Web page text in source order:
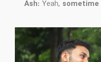
Ash:Yeah, sometime